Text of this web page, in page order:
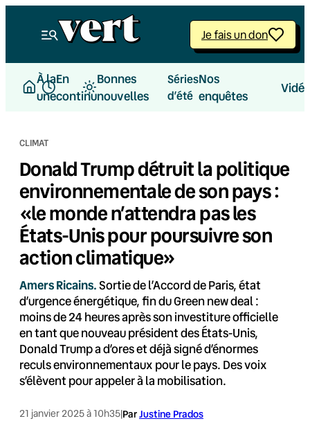
Je fais un don
À la
une
En
continu
Bonnes
nouvelles
Séries
d’été
Nos
enquêtes
CLIMAT
Donald Trump détruit la politique
environnementale de son pays :
«le monde n’attendra pas les
États-Unis pour poursuivre son
action climatique»
Amers Ricains.Sortie de l’Accord de Paris, état
d’urgence énergétique, fin du Green new deal :
moins de 24 heures après son investiture officielle
en tant que nouveau président des États-Unis,
Donald Trump a d’ores et déjà signé d’énormes
reculs environnementaux pour le pays. Des voix
s’élèvent pour appeler à la mobilisation.
21 janvier 2025 à 10h35|ParJustine Prados